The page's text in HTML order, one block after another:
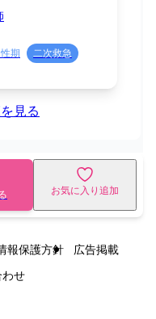
期
二次救急
見る
お気に入り追加
報保護方針
広告掲載
せ